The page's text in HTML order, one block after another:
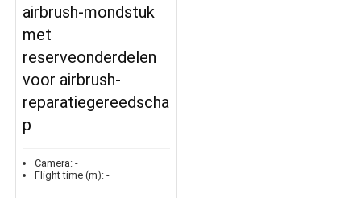
airbrush-mondstuk
met
reserveonderdelen
voor airbrush-
reparatiegereedscha
p
Camera: -
Flight time (m): -